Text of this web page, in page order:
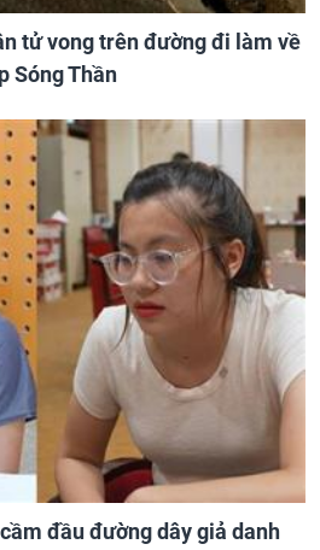
tử vong trên đường đi làm về
Sóng Thần
đầu đường dây giả danh